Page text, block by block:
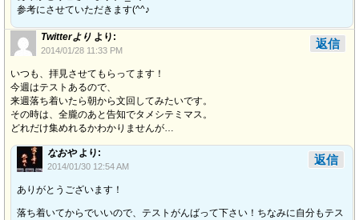
参考にさせていただきます(^^♪
Twitterより より:
2014/01/28 11:33 PM
いつも、拝見させてもらってます！
今週はテストあるので、
来週落ち着いたら朝から文回してみたいです。
その時は、全朧のあと告知でタメシテミマス。
どれだけ集めれるかわかりませんが…
返信
なおや より:
2014/01/30 12:54 AM
ありがとうございます！
落ち着いてからでいいので、テストがんばって下さい！ちなみに自分もテス
返信